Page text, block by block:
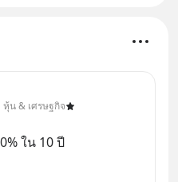
หุ้น & เศรษฐกิจ
ใน 10 ปี